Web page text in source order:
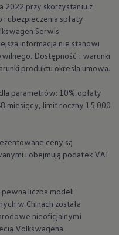
2022 przy skorzystaniu z
i ubezpieczenia spłaty
Serwis
informacja nie stanowi
Dostępność i warunki
produktu określa umowa.
parametrów: 10% opłaty
miesięcy, limit roczny 15 000
ceny są
i obejmują podatek VAT
liczba modeli
w Chinach została
nieoficjalnymi
Volkswagena.